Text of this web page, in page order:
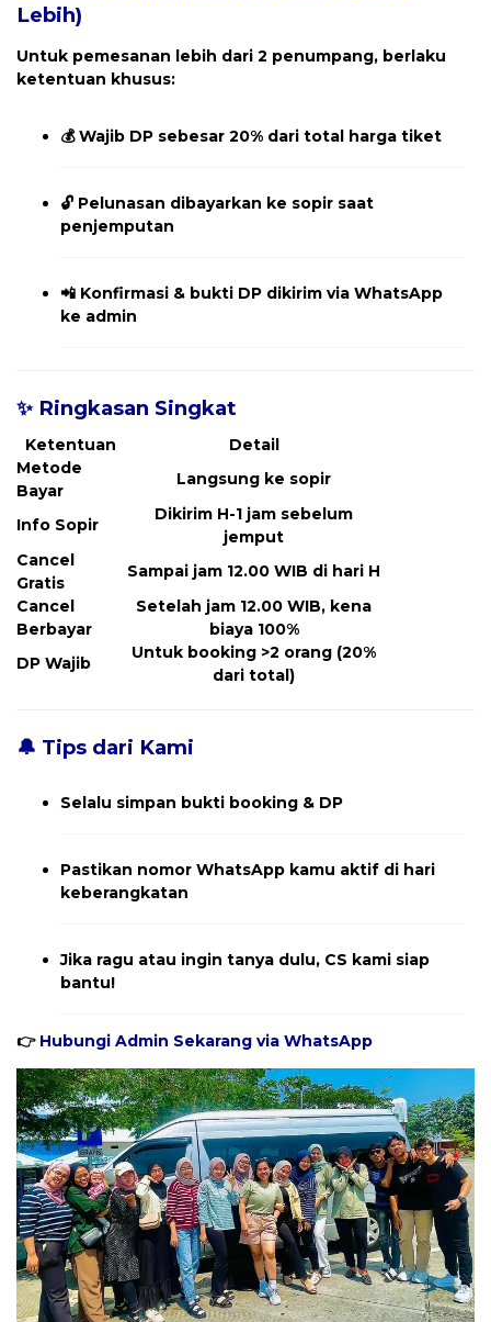
Lebih)
Untuk pemesanan lebih dari 2 penumpang, berlaku
ketentuan khusus:
💰Wajib DP sebesar 20% dari total harga tiket
🔓 Pelunasan dibayarkan ke sopir saat
penjemputan
📲 Konfirmasi & bukti DP dikirim via WhatsApp
ke admin
✨ Ringkasan Singkat
Ketentuan
Detail
Metode
Bayar
Langsung ke sopir
Info Sopir
Dikirim H-1 jam sebelum
jemput
Cancel
Gratis
Sampai jam 12.00 WIB di hari H
Cancel
Berbayar
Setelah jam 12.00 WIB, kena
biaya 100%
DP Wajib
Untuk booking >2 orang (20%
dari total)
🔔 Tips dari Kami
Selalu simpan bukti booking & DP
Pastikan nomor WhatsApp kamu aktif di hari
keberangkatan
Jika ragu atau ingin tanya dulu, CS kami siap
bantu!
👉 Hubungi Admin Sekarang via WhatsApp